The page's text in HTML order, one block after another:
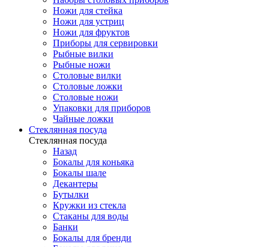
Ножи для стейка
Ножи для устриц
Ножи для фруктов
Приборы для сервировки
Рыбные вилки
Рыбные ножи
Столовые вилки
Столовые ложки
Столовые ножи
Упаковки для приборов
Чайные ложки
Стеклянная посуда
Стеклянная посуда
Назад
Бокалы для коньяка
Бокалы шале
Декантеры
Бутылки
Кружки из стекла
Стаканы для воды
Банки
Бокалы для бренди